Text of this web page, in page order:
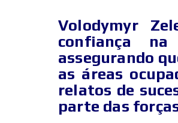
Volodymyr
confiança
assegurando
as áreas
relatos de
parte das